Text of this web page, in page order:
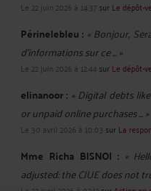
Le 22 juin 2026 à 14:37sur Le dépôt-
Périnelebleu : « Bonjour,
d'informations sur ce ... »
Le 22 juin 2026 à 12:44 sur Le dépôt-
elinanoor : « Digital debts
or unpaid online purchases ... »
Le 30 avril 2026 à 10:03 sur La
Mme Richa BISNOI : «
adjusted: the CJUE does not